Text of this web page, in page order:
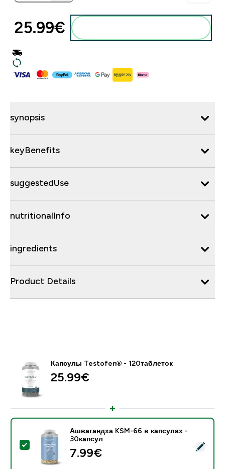
25.99€‎
synopsis
keyBenefits
suggestedUse
nutritionalInfo
ingredients
Product Details
Капсулы Testofen® - 120таблеток
25.99€‎
- Ашвагандха KSM-66 в капсулах - 30капсул
Ашвагандха KSM-66 в капсулах -
30капсул
7.99€‎